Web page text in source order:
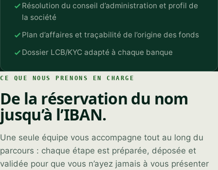
Résolution du conseil d’administration et profil de
la société
Plan d’affaires et traçabilité de l’origine des fonds
Dossier LCB/KYC adapté à chaque banque
CE QUE NOUS PRENONS EN CHARGE
De la réservation du nom
jusqu’à l’IBAN.
Une seule équipe vous accompagne tout au long du
parcours : chaque étape est préparée, déposée et
validée pour que vous n’ayez jamais à vous présenter
Syeda Khatoon Zahra
AI Assistant
Khatoon Zahra. I am here to personally guide
you through your company formation in
Bahrain. Could you share what industry you're
planning to enter?
EMAIL ADDRESS